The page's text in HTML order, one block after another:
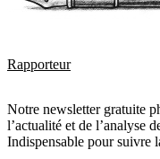
Rapporteur
Notre newsletter gratuite
l’actualité et de l’analyse
Indispensable pour suivre